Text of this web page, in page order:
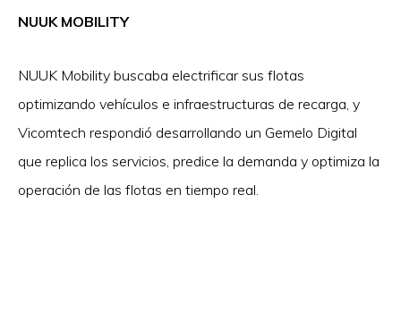
NUUK MOBILITY
NUUK Mobility buscaba electrificar sus flotas
optimizando vehículos e infraestructuras de recarga, y
Vicomtech respondió desarrollando un Gemelo Digital
que replica los servicios, predice la demanda y optimiza la
operación de las flotas en tiempo real.